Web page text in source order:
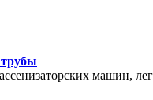
машин,